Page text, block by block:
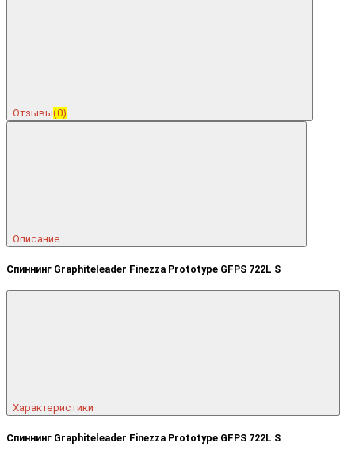
Отзывы(0)
Описание
Спиннинг Graphiteleader Finezza Prototype GFPS 722L S
Характеристики
Спиннинг Graphiteleader Finezza Prototype GFPS 722L S